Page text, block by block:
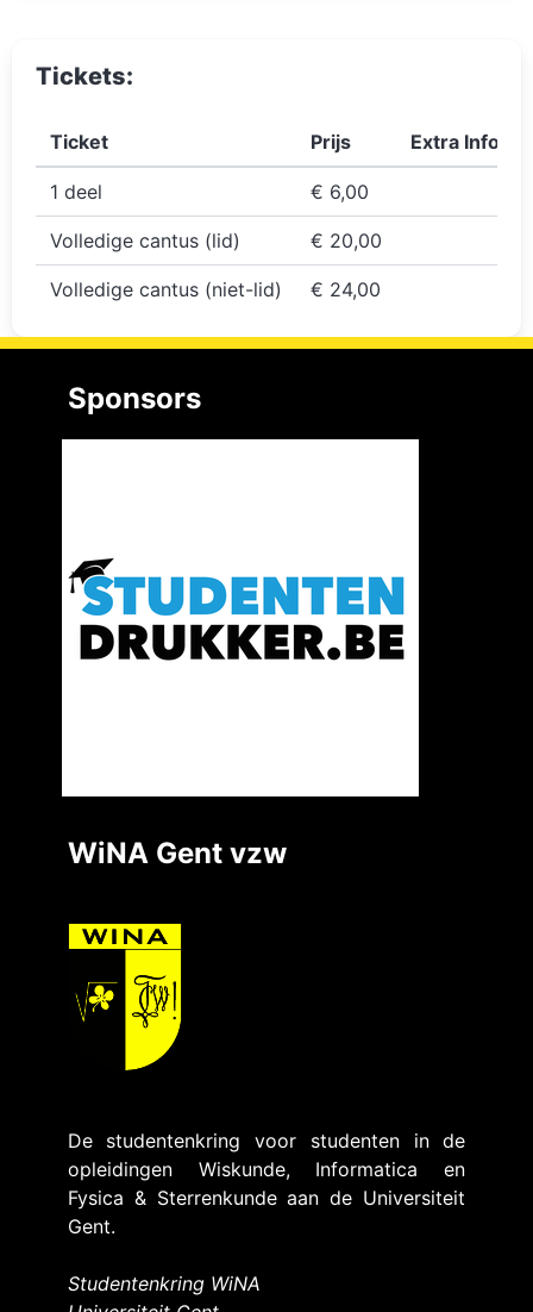
Tickets:
Ticket Prijs Extra Info
1 deel € 6,00
Volledige cantus (lid) € 20,00
Volledige cantus (niet-lid) € 24,00
Sponsors
WiNA Gent vzw
De studentenkring voor studenten in de
opleidingen Wiskunde, Informatica en
Fysica & Sterrenkunde aan de Universiteit
Gent.
Studentenkring WiNA